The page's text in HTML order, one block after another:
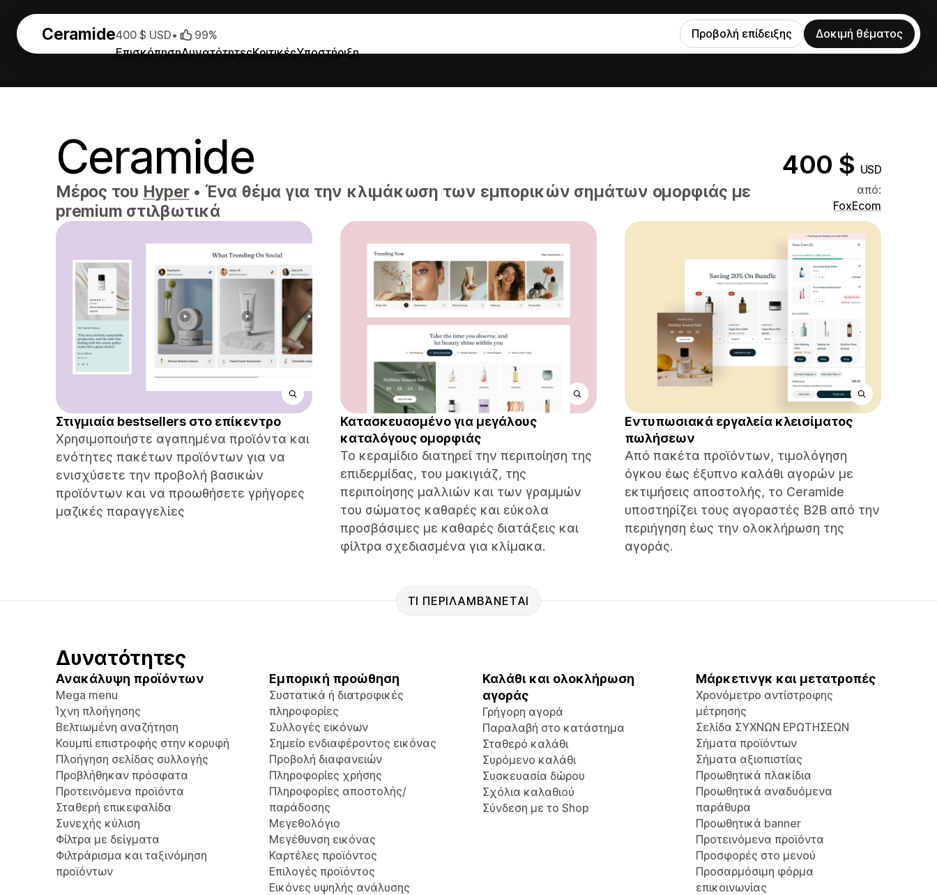
Ceramide
ΕπισκόπησηΔυνατότητεςΚριτικέςΥποστήριξη
400 $ USD• 99% Προβολή επίδειξης Δοκιμή θέματος
Ceramide 400 $ USD
Μέρος του Hyper • Ένα θέμα για την κλιμάκωση των εμπορικών σημάτων ομορφιάς με
premium στιλβωτικά
από:
FoxEcom
Στιγμιαία bestsellers στο επίκεντρο
Χρησιμοποιήστε αγαπημένα προϊόντα και
ενότητες πακέτων προϊόντων για να
ενισχύσετε την προβολή βασικών
προϊόντων και να προωθήσετε γρήγορες
μαζικές παραγγελίες
Κατασκευασμένο για μεγάλους
καταλόγους ομορφιάς
Το κεραμίδιο διατηρεί την περιποίηση της
επιδερμίδας, του μακιγιάζ, της
περιποίησης μαλλιών και των γραμμών
του σώματος καθαρές και εύκολα
προσβάσιμες με καθαρές διατάξεις και
φίλτρα σχεδιασμένα για κλίμακα.
Εντυπωσιακά εργαλεία κλεισίματος
πωλήσεων
Από πακέτα προϊόντων, τιμολόγηση
όγκου έως έξυπνο καλάθι αγορών με
εκτιμήσεις αποστολής, το Ceramide
υποστηρίζει τους αγοραστές B2B από την
περιήγηση έως την ολοκλήρωση της
αγοράς.
ΤΙ ΠΕΡΙΛΑΜΒΆΝΕΤΑΙ
Δυνατότητες
Ανακάλυψη προϊόντων
Mega menu
Ίχνη πλοήγησης
Βελτιωμένη αναζήτηση
Κουμπί επιστροφής στην κορυφή
Πλοήγηση σελίδας συλλογής
Προβλήθηκαν πρόσφατα
Προτεινόμενα προϊόντα
Σταθερή επικεφαλίδα
Συνεχής κύλιση
Φίλτρα με δείγματα
Φιλτράρισμα και ταξινόμηση
προϊόντων
Εμπορική προώθηση
Συστατικά ή διατροφικές
πληροφορίες
Συλλογές εικόνων
Σημείο ενδιαφέροντος εικόνας
Προβολή διαφανειών
Πληροφορίες χρήσης
Πληροφορίες αποστολής/
παράδοσης
Μεγεθολόγιο
Μεγέθυνση εικόνας
Καρτέλες προϊόντος
Επιλογές προϊόντος
Εικόνες υψηλής ανάλυσης
Καλάθι και ολοκλήρωση
αγοράς
Γρήγορη αγορά
Παραλαβή στο κατάστημα
Σταθερό καλάθι
Συρόμενο καλάθι
Συσκευασία δώρου
Σχόλια καλαθιού
Σύνδεση με το Shop
Μάρκετινγκ και μετατροπές
Χρονόμετρο αντίστροφης
μέτρησης
Σελίδα ΣΥΧΝΩΝ ΕΡΩΤΗΣΕΩΝ
Σήματα προϊόντων
Σήματα αξιοπιστίας
Προωθητικά πλακίδια
Προωθητικά αναδυόμενα
παράθυρα
Προωθητικά banner
Προτεινόμενα προϊόντα
Προσφορές στο μενού
Προσαρμόσιμη φόρμα
επικοινωνίας